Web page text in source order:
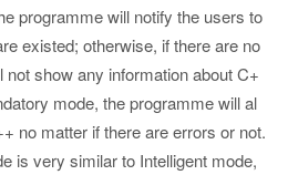
programme will notify the users to
existed; otherwise, if there are no
show any information about C+
mode, the programme will al
no matter if there are errors or not.
is very similar to Intelligent mode,